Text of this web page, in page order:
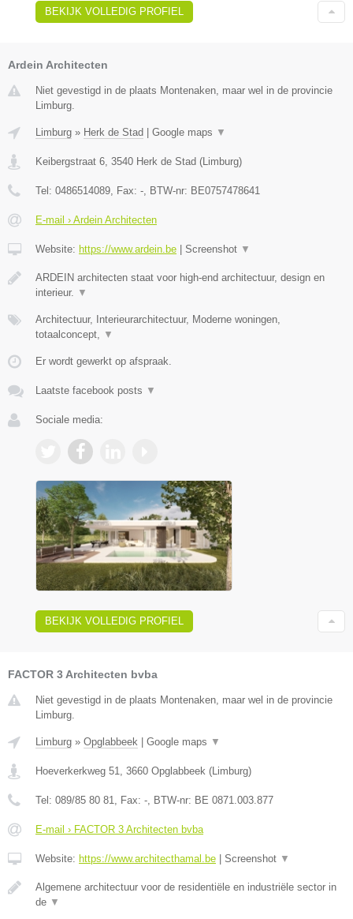
BEKIJK VOLLEDIG PROFIEL
Ardein Architecten
Niet gevestigd in de plaats Montenaken, maar wel in de provincie
Limburg.
Limburg » Herk de Stad Google maps ▼
Keibergstraat 6, 3540 Herk de Stad (Limburg)
Tel: 0486514089, Fax: -, BTW-nr: BE0757478641
E-mail › Ardein Architecten
Website: https://www.ardein.be Screenshot ▼
ARDEIN architecten staat voor high-end architectuur, design en
interieur. ▼
Architectuur, Interieurarchitectuur, Moderne woningen,
totaalconcept, ▼
Er wordt gewerkt op afspraak.
Laatste facebook posts ▼
Sociale media:
BEKIJK VOLLEDIG PROFIEL
FACTOR 3 Architecten bvba
Niet gevestigd in de plaats Montenaken, maar wel in de provincie
Limburg.
Limburg » Opglabbeek Google maps ▼
Hoeverkerkweg 51 3660 Opglabbeek ( Limburg)
Tel: 089/85 80 81 , Fax: - , BTW-nr: BE 0871.003.877
E-mail › FACTOR 3 Architecten bvba
Website: https://www.architecthamal.be Screenshot ▼
Algemene architectuur voor de residentiële en industriële sector in
de ▼